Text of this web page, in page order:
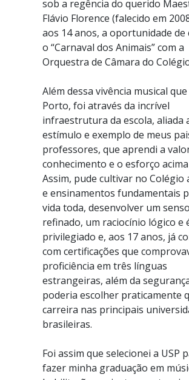
sob a regência do querido
Flávio Florence (falecido em
aos 14 anos, a oportunidade de
o “Carnaval dos Animais” com a
Orquestra de Câmara do
Além dessa vivência musical
Porto, foi através da incrível
infraestrutura da escola, aliada
estímulo e exemplo de meus
professores, que aprendi a
conhecimento e o esforço
Assim, pude cultivar no Colégio
e ensinamentos fundamentais
vida toda, desenvolver um
refinado, um raciocínio lógico e
privilegiado e, aos 17 anos, já
com certificações que
proficiência em três línguas
estrangeiras, além da
poderia escolher praticamente
carreira nas principais
brasileiras.
Foi assim que selecionei a USP
fazer minha graduação em